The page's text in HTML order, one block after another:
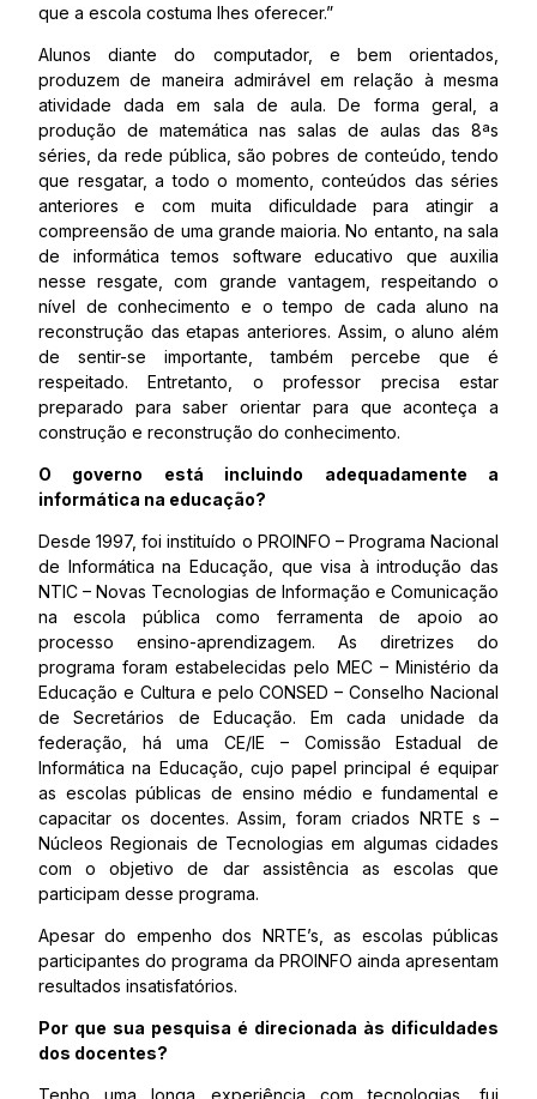
que a escola costuma lhes oferecer.”
Alunos diante do computador, e bem orientados,
produzem de maneira admirável em relação à mesma
atividade dada em sala de aula. De forma geral, a
produção de matemática nas salas de aulas das 8ªs
séries, da rede pública, são pobres de conteúdo, tendo
que resgatar, a todo o momento, conteúdos das séries
anteriores e com muita dificuldade para atingir a
compreensão de uma grande maioria. No entanto, na sala
de informática temos software educativo que auxilia
nesse resgate, com grande vantagem, respeitando o
nível de conhecimento e o tempo de cada aluno na
reconstrução das etapas anteriores. Assim, o aluno além
de sentir-se importante, também percebe que é
respeitado. Entretanto, o professor precisa estar
preparado para saber orientar para que aconteça a
construção e reconstrução do conhecimento.
O governo está incluindo adequadamente a
informática na educação?
Desde 1997, foi instituído o PROINFO – Programa Nacional
de Informática na Educação, que visa à introdução das
NTIC – Novas Tecnologias de Informação e Comunicação
na escola pública como ferramenta de apoio ao
processo ensino-aprendizagem. As diretrizes do
programa foram estabelecidas pelo MEC – Ministério da
Educação e Cultura e pelo CONSED – Conselho Nacional
de Secretários de Educação. Em cada unidade da
federação, há uma CE/IE – Comissão Estadual de
Informática na Educação, cujo papel principal é equipar
as escolas públicas de ensino médio e fundamental e
capacitar os docentes. Assim, foram criados NRTE s –
Núcleos Regionais de Tecnologias em algumas cidades
com o objetivo de dar assistência as escolas que
participam desse programa.
Apesar do empenho dos NRTE’s, as escolas públicas
participantes do programa da PROINFO ainda apresentam
resultados insatisfatórios.
Por que sua pesquisa é direcionada às dificuldades
dos docentes?